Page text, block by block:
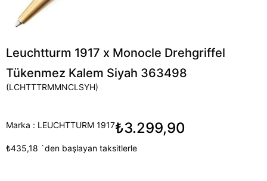
Leuchtturm 1917 x Monocle Drehgriffel
Tükenmez Kalem Siyah 363498
(LCHTTTRMMNCLSYH)
Marka : LEUCHTTURM 1917₺3.299,90
₺435,18 `den başlayan taksitlerle